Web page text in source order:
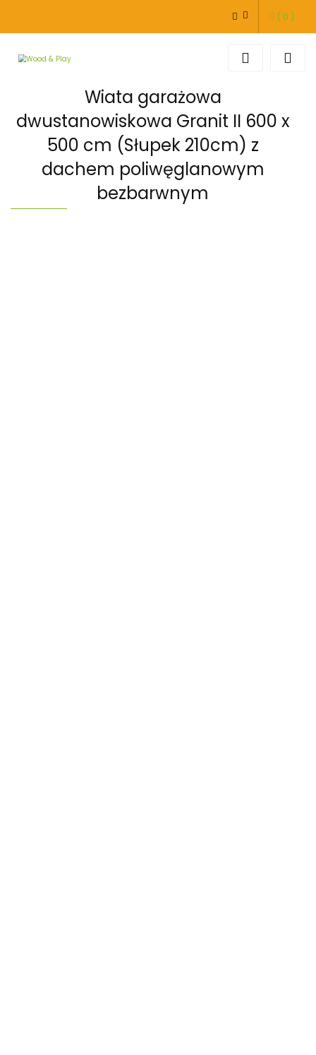
ZALOGUJ SIĘ
DODAJ ZGŁOSZENIE
( 0 )
Wiata garażowa
dwustanowiskowa Granit II 600 x
500 cm (Słupek 210cm) z
dachem poliwęglanowym
bezbarwnym